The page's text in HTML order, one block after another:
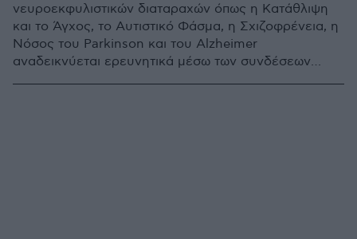
νευροεκφυλιστικών διαταραχών όπως η Κατάθλιψη
και το Άγχος, το Αυτιστικό Φάσμα, η Σχιζοφρένεια, η
Νόσος του Parkinson και του Alzheimer
αναδεικνύεται ερευνητικά μέσω των συνδέσεων